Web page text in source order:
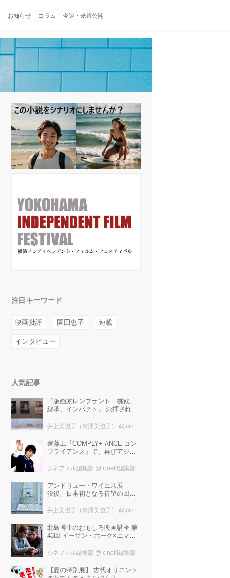
お知らせ コラム 今週・来週公開
注目キーワード
映画批評 園田恵子 連載
インタビュー
人気記事
「版画家レンブラント 挑戦、
継承、インパクト」 崇拝され、
た版画技法！ 国立西洋美術館に
井上美也子（米澤美也子） @ cinefil編集部
齊藤工『COMPLY+-ANCE コン
プライアンス』で、再びアジア
際映画祭"インターナショナル・
シネフィル編集部 @ cinefil編集部
アンドリュー・ワイエス展
没後、日本初となる待望の回顧
は？ 独自の精神世界を描く 豊
23日まで開催！
井上美也子（米澤美也子） @ cinefil編集部
北島博士のおもしろ映画講座 第
43回 イーサン・ホーク×エマ・
仕掛ける、実話に基づく衝撃の
ン』！
シネフィル編集部 @ cinefil編集部
【夏の特別展】 古代オリエント